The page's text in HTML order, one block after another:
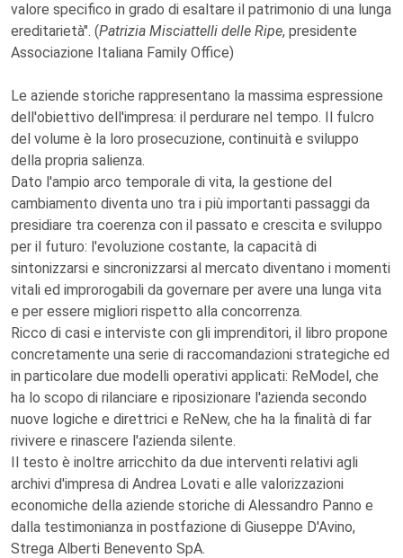
valore specifico in grado di esaltare il patrimonio di una lunga
ereditarietà". (Patrizia Misciattelli delle Ripe, presidente
Associazione Italiana Family Office)
Le aziende storiche rappresentano la massima espressione
dell'obiettivo dell'impresa: il perdurare nel tempo. Il fulcro
del volume è la loro prosecuzione, continuità e sviluppo
della propria salienza.
Dato l'ampio arco temporale di vita, la gestione del
cambiamento diventa uno tra i più importanti passaggi da
presidiare tra coerenza con il passato e crescita e sviluppo
per il futuro: l'evoluzione costante, la capacità di
sintonizzarsi e sincronizzarsi al mercato diventano i momenti
vitali ed improrogabili da governare per avere una lunga vita
e per essere migliori rispetto alla concorrenza.
Ricco di casi e interviste con gli imprenditori, il libro propone
concretamente una serie di raccomandazioni strategiche ed
in particolare due modelli operativi applicati: ReModel, che
ha lo scopo di rilanciare e riposizionare l'azienda secondo
nuove logiche e direttrici e ReNew, che ha la finalità di far
rivivere e rinascere l'azienda silente.
Il testo è inoltre arricchito da due interventi relativi agli
archivi d'impresa di Andrea Lovati e alle valorizzazioni
economiche della aziende storiche di Alessandro Panno e
dalla testimonianza in postfazione di Giuseppe D'Avino,
Strega Alberti Benevento SpA.